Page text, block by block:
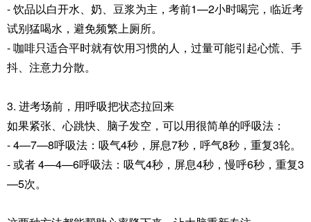
- 饮品以白开水、奶、豆浆为主，考前1—2小时喝完，临近考
试别猛喝水，避免频繁上厕所。
- 咖啡只适合平时就有饮用习惯的人，过量可能引起心慌、手
抖、注意力分散。
3. 进考场前，用呼吸把状态拉回来
如果紧张、心跳快、脑子发空，可以用很简单的呼吸法：
- 4—7—8呼吸法：吸气4秒，屏息7秒，呼气8秒，重复3轮。
- 或者 4—4—6呼吸法：吸气4秒，屏息4秒，慢呼6秒，重复3
—5次。